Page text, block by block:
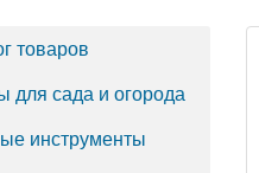
товаров
для сада и огорода
инструменты